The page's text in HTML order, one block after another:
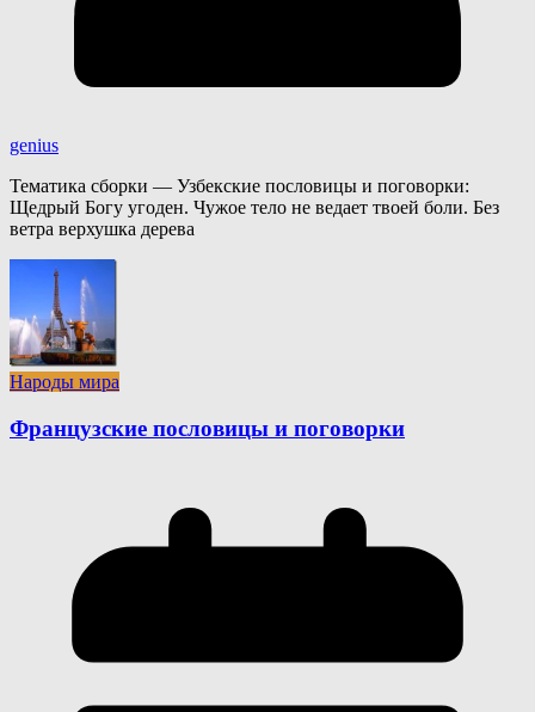
genius
Тематика сборки — Узбекские пословицы и поговорки:
Щедрый Богу угоден. Чужое тело не ведает твоей боли. Без
ветра верхушка дерева
Народы мира
Французские пословицы и поговорки